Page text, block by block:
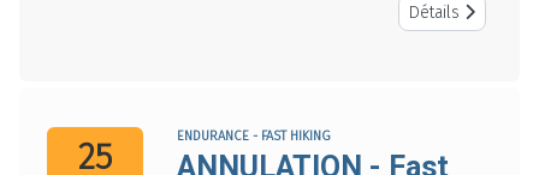
Détails
25 ENDURANCE - FAST HIKING
ANNULATION - Fast